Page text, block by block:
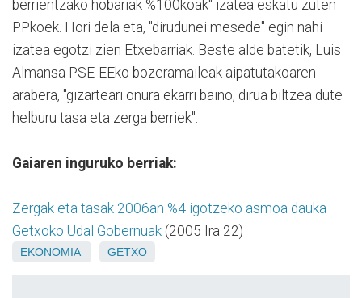
berrientzako hobariak %100koak" izatea eskatu zuten
PPkoek. Hori dela eta, "dirudunei mesede" egin nahi
izatea egotzi zien Etxebarriak. Beste alde batetik, Luis
Almansa PSE-EEko bozeramaileak aipatutakoaren
arabera, "gizarteari onura ekarri baino, dirua biltzea dute
helburu tasa eta zerga berriek".
Gaiaren inguruko berriak:
Zergak eta tasak 2006an %4 igotzeko asmoa dauka
Getxoko Udal Gobernuak (2005 Ira 22)
EKONOMIA GETXO